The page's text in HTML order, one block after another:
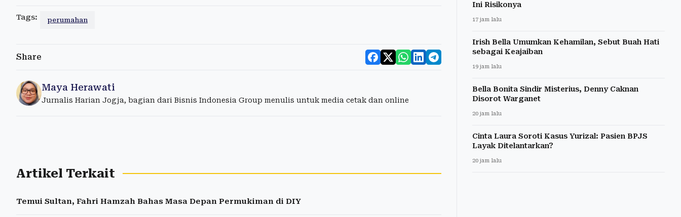
Tags: perumahan
Share
Maya Herawati
Jurnalis Harian Jogja, bagian dari Bisnis Indonesia Group menulis untuk media cetak dan online
Artikel Terkait
Temui Sultan, Fahri Hamzah Bahas Masa Depan Permukiman di DIY
Ini Risikonya
17 jam lalu
Irish Bella Umumkan Kehamilan, Sebut Buah Hati
sebagai Keajaiban
19 jam lalu
Bella Bonita Sindir Misterius, Denny Caknan
Disorot Warganet
20 jam lalu
Cinta Laura Soroti Kasus Yurizal: Pasien BPJS
Layak Ditelantarkan?
20 jam lalu